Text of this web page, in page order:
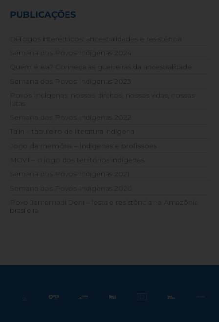
PUBLICAÇÕES
Diálogos interétnicos: ancestralidades e resistência
Semana dos Povos Indígenas 2024
Quem é ela? Conheça as guerreiras da ancestralidade
Semana dos Povos Indígenas 2023
Povos Indígenas: nossos direitos, nossas vidas, nossas
lutas
Semana dos Povos Indígenas 2022
Talin – tabuleiro de literatura indígena
Jogo da memória – Indígenas e profissões
MOVÍ – o jogo dos territórios indígenas
Semana dos Povos Indígenas 2021
Semana dos Povos Indígenas 2020
Povo Jamamadi Deni – festa e resistência na Amazônia
brasileira